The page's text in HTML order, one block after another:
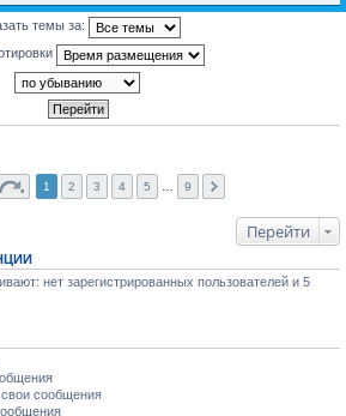
темы за:
1 2 3 4 5 9
Перейти
нет зарегистрированных пользователей и 5
свои сообщения